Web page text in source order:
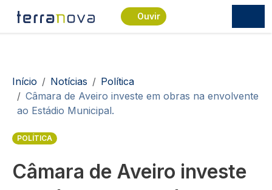
Passar para o conteúdo principal
Ouvir
Navegação estrutural
Início Notícias
Política
Câmara de Aveiro investe em obras na envolvente
ao Estádio Municipal.
POLÍTICA
Câmara de Aveiro investe